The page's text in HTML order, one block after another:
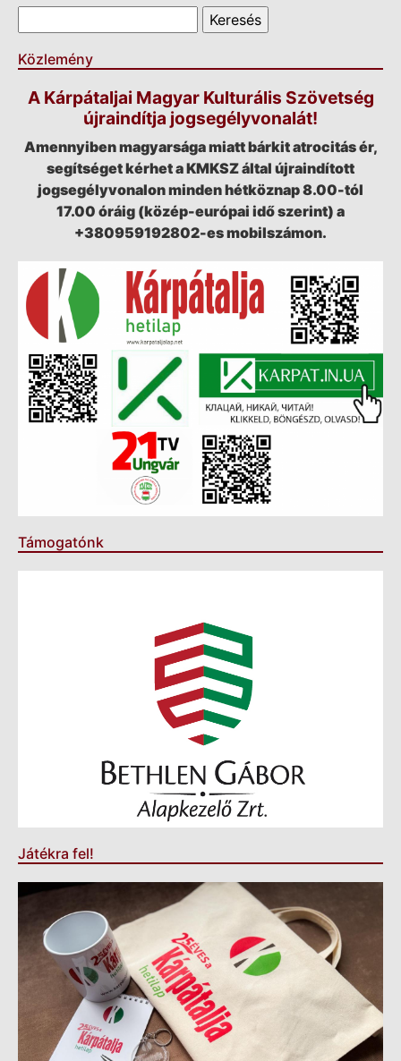
Keresés űrlap
Közlemény
A Kárpátaljai Magyar Kulturális Szövetség
újraindítja jogsegélyvonalát!
Amennyiben magyarsága miatt bárkit atrocitás ér,
segítséget kérhet a KMKSZ által újraindított
jogsegélyvonalon minden hétköznap 8.00-tól
17.00 óráig (közép-európai idő szerint) a
+380959192802-es mobilszámon.
Támogatónk
Játékra fel!